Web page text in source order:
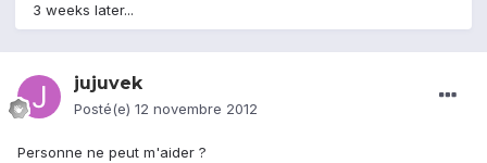
3 weeks later...
jujuvek
Posté(e) 12 novembre 2012
Personne ne peut m'aider ?